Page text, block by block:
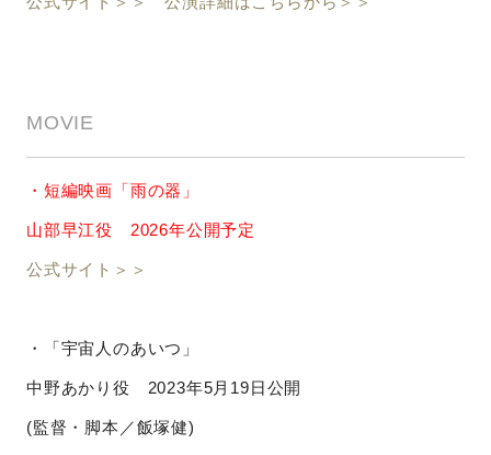
MOVIE
・短編映画「雨の器」
山部早江役 2026年公開予定
公式サイト＞＞
・「宇宙人のあいつ」
中野あかり役 2023年5月19日公開
(監督・脚本／飯塚健)